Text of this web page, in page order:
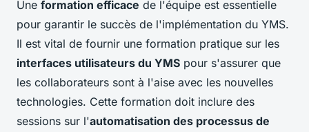
Une formation efficace de l'équipe est essentielle
pour garantir le succès de l'implémentation du YMS.
Il est vital de fournir une formation pratique sur les
interfaces utilisateurs du YMS pour s'assurer que
les collaborateurs sont à l'aise avec les nouvelles
technologies. Cette formation doit inclure des
sessions sur l'automatisation des processus de